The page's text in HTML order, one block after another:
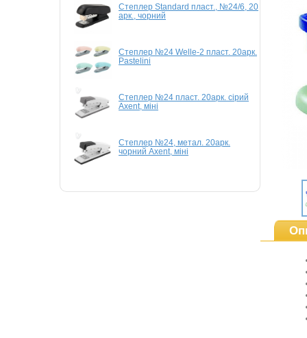
Степлер Standard пласт., №24/6, 20
арк., чорний
Степлер №24 Welle-2 пласт. 20арк.
Pastelini
Степлер №24 пласт. 20арк. сірий
Axent, міні
Степлер №24, метал. 20арк.
чорний Axent, міні